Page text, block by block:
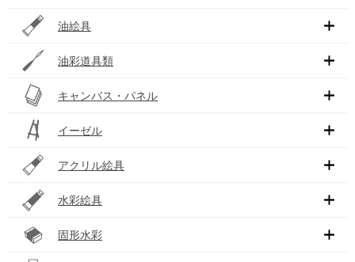
油絵具
油彩道具類
キャンバス・パネル
イーゼル
アクリル絵具
水彩絵具
固形水彩